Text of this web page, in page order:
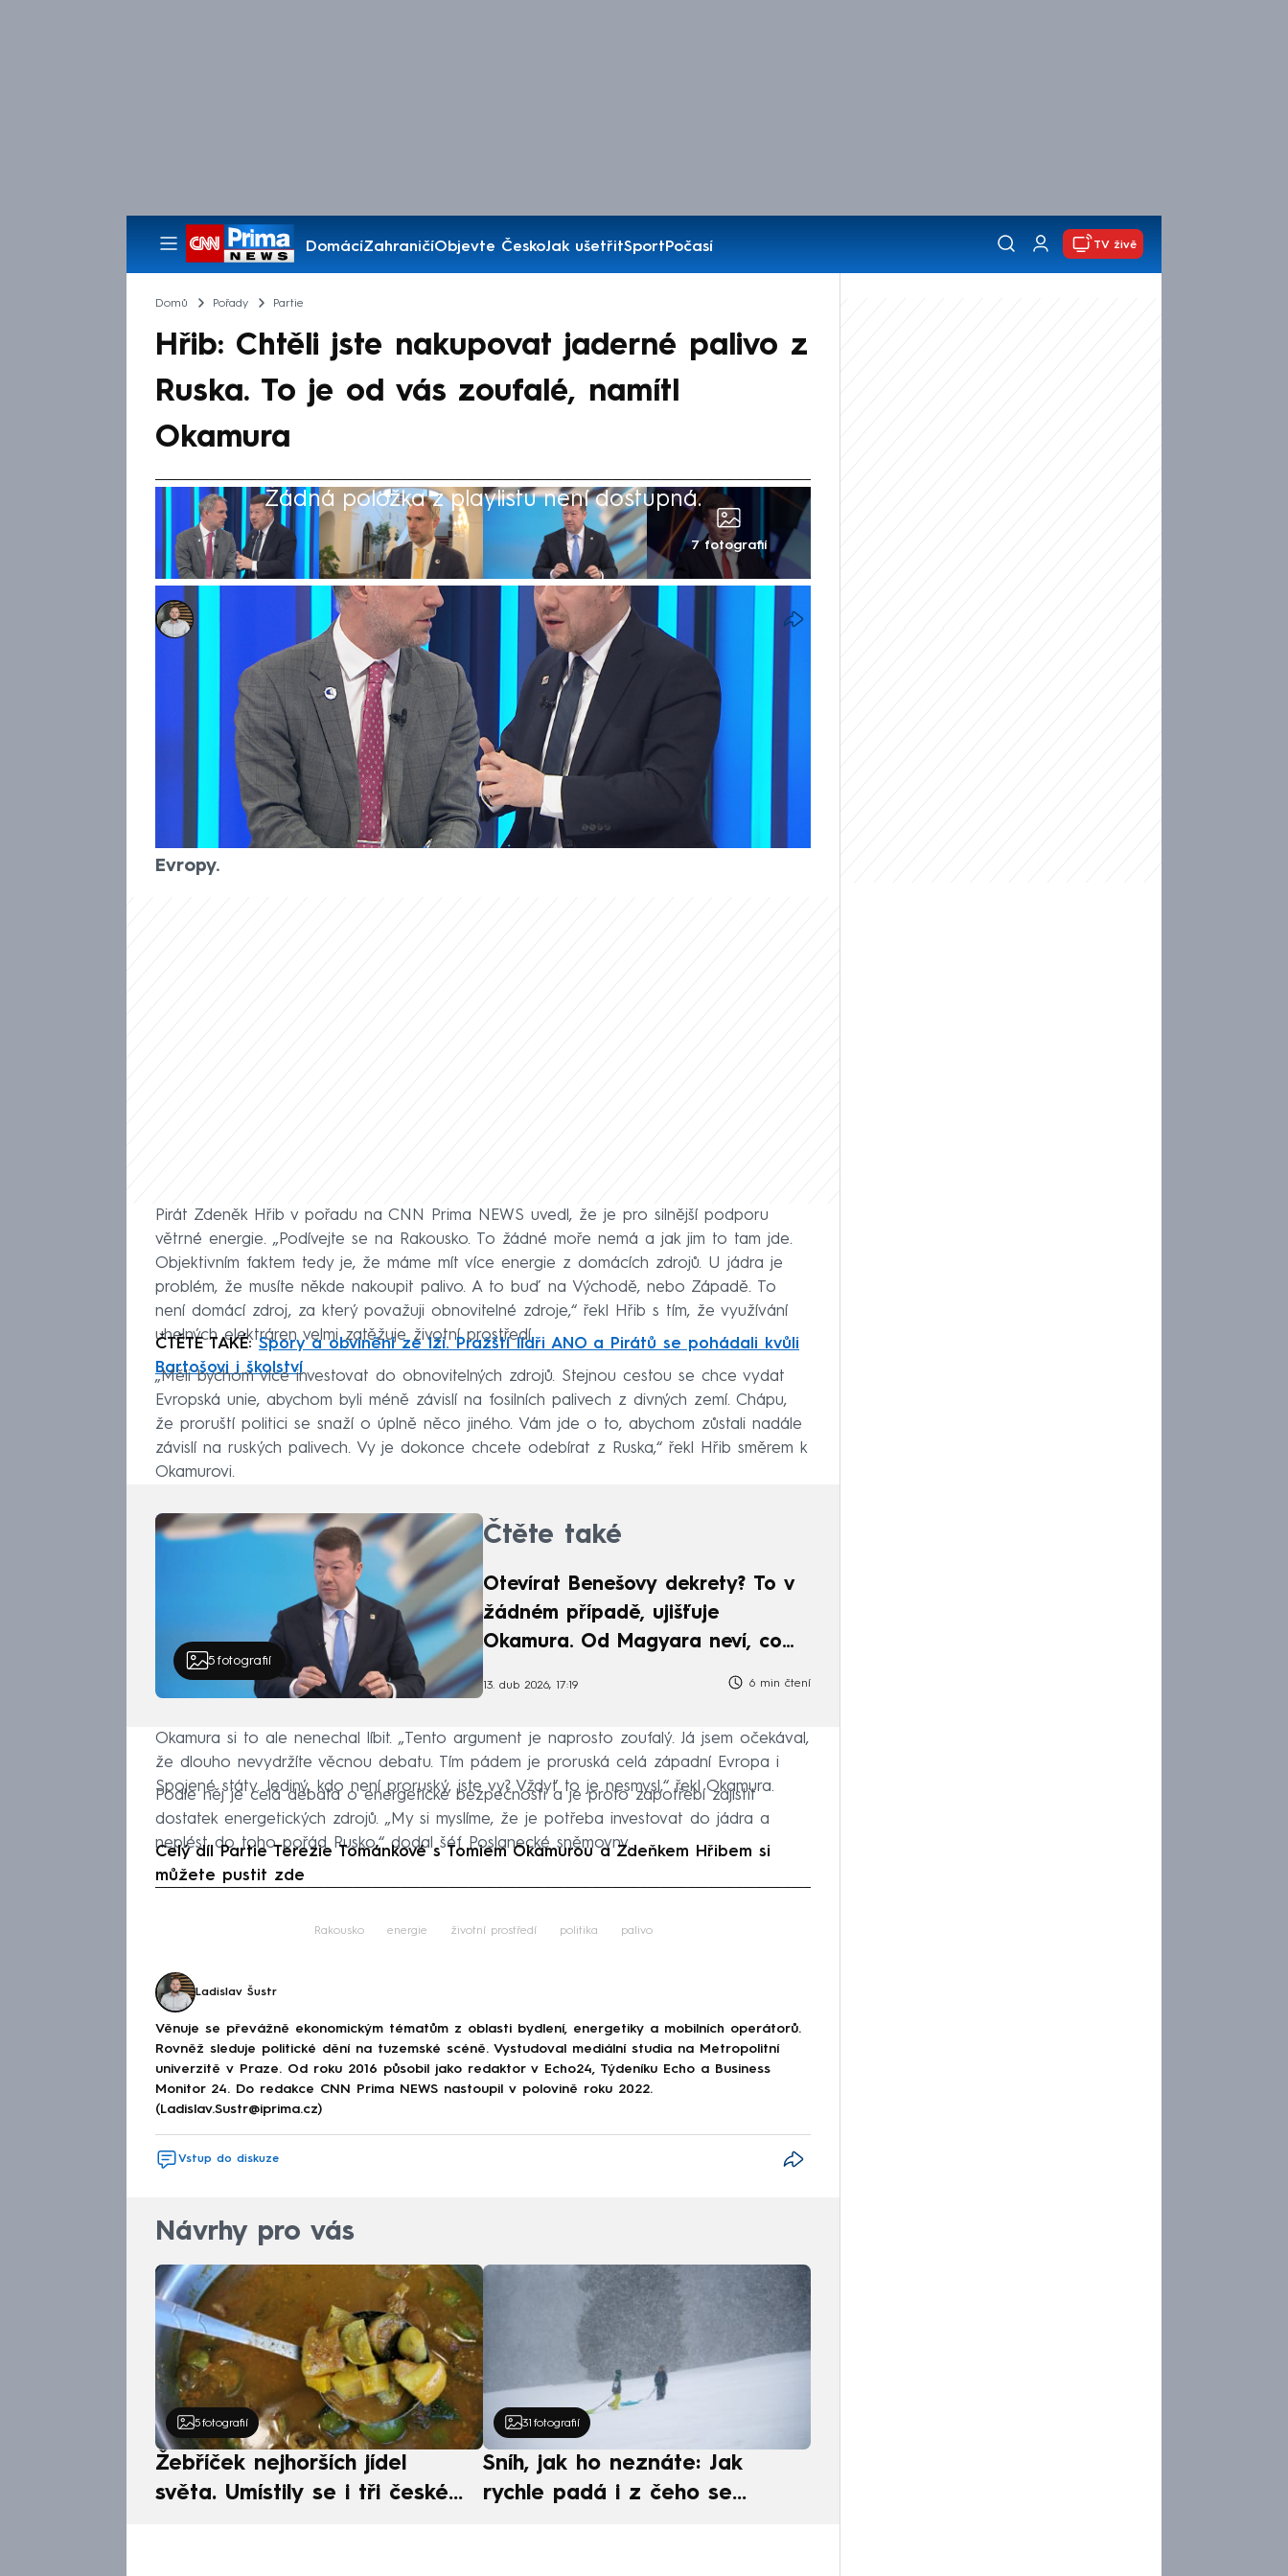
DomácíZahraničíObjevte ČeskoJak ušetřitSportPočasí
Pořady
TV živě
Domů Pořady Partie
Hřib: Chtěli jste nakupovat jaderné palivo z
Ruska. To je od vás zoufalé, namítl
Okamura
Žádná položka z playlistu není dostupná.
7 fotografií
Ladislav Šustr
26. dub 2026, 12:11
Předseda Pirátů Zdeněk Hřib a Tomio Okamura (SPD) se do sebe ostře
pustili v pořadu Partie Terezie Tománkové. Názorově se střetli kvůli
energetické bezpečnosti Česka. Hřib prosazuje silnější zapojení
obnovitelných zdrojů, Okamura je naopak zastáncem jaderné energie a
fosilních paliv. Šéf Pirátů se do předsedy Poslanecké sněmovny tvrdě
pustil s tím, že by nejraději odebíral jaderné palivo z Ruska. Okamura
to odmítl a uvedl, že proruská by v tom případě byla většina západní
Evropy.
Pirát Zdeněk Hřib v pořadu na CNN Prima NEWS uvedl, že je pro silnější podporu
větrné energie. „Podívejte se na Rakousko. To žádné moře nemá a jak jim to tam jde.
Objektivním faktem tedy je, že máme mít více energie z domácích zdrojů. U jádra je
problém, že musíte někde nakoupit palivo. A to buď na Východě, nebo Západě. To
není domácí zdroj, za který považuji obnovitelné zdroje,“ řekl Hřib s tím, že využívání
uhelných elektráren velmi zatěžuje životní prostředí.
ČTĚTE TAKÉ:Spory a obvinění ze lži. Pražští lídři ANO a Pirátů se pohádali kvůli
Bartošovi i školství
„Měli bychom více investovat do obnovitelných zdrojů. Stejnou cestou se chce vydat
Evropská unie, abychom byli méně závislí na fosilních palivech z divných zemí. Chápu,
že proruští politici se snaží o úplně něco jiného. Vám jde o to, abychom zůstali nadále
závislí na ruských palivech. Vy je dokonce chcete odebírat z Ruska,“ řekl Hřib směrem k
Okamurovi.
5fotografií
Čtěte také
Otevírat Benešovy dekrety? To v
žádném případě, ujišťuje
Okamura. Od Magyara neví, co
13. dub 2026, 17:19 6 min čtení
Okamura si to ale nenechal líbit. „Tento argument je naprosto zoufalý. Já jsem očekával,
že dlouho nevydržíte věcnou debatu. Tím pádem je proruská celá západní Evropa i
Spojené státy. Jediný, kdo není proruský, jste vy? Vždyť to je nesmysl,“ řekl Okamura.
Podle něj je celá debata o energetické bezpečnosti a je proto zapotřebí zajistit
dostatek energetických zdrojů. „My si myslíme, že je potřeba investovat do jádra a
neplést do toho pořád Rusko,“ dodal šéf Poslanecké sněmovny.
Celý díl Partie Terezie Tománkové s Tomiem Okamurou a Zdeňkem Hřibem si
můžete pustit zde
Rakousko energie životní prostředí politika palivo
Ladislav Šustr
Věnuje se převážně ekonomickým tématům z oblasti bydlení, energetiky a mobilních operátorů.
Rovněž sleduje politické dění na tuzemské scéně. Vystudoval mediální studia na Metropolitní
univerzitě v Praze. Od roku 2016 působil jako redaktor v Echo24, Týdeníku Echo a Business
Monitor 24. Do redakce CNN Prima NEWS nastoupil v polovině roku 2022.
(Ladislav.Sustr@iprima.cz)
Vstup do diskuze
Návrhy pro vás
5 fotografií
Žebříček nejhorších jídel
světa. Umístily se i tři české
31 fotografií
Sníh, jak ho neznáte: Jak
rychle padá i z čeho se